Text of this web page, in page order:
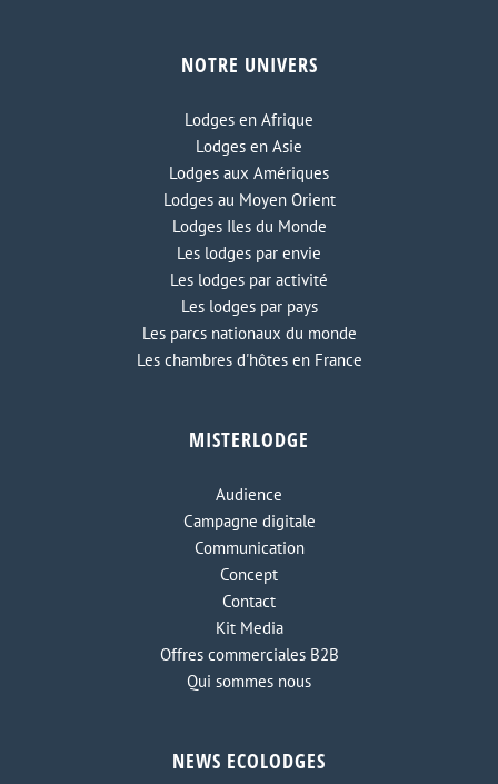
NOTRE UNIVERS
Lodges en Afrique
Lodges en Asie
Lodges aux Amériques
Lodges au Moyen Orient
Lodges Iles du Monde
Les lodges par envie
Les lodges par activité
Les lodges par pays
Les parcs nationaux du monde
Les chambres d'hôtes en France
MISTERLODGE
Audience
Campagne digitale
Communication
Concept
Contact
Kit Media
Offres commerciales B2B
Qui sommes nous
NEWS ECOLODGES